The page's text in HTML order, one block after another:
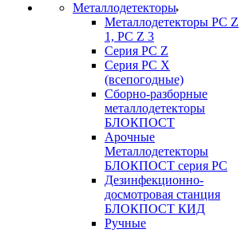
Металлодетекторы
Металлодетекторы РС Z
1, PC Z 3
Серия РС Z
Серия РС X
(всепогодные)
Сборно-разборные
металлодетекторы
БЛОКПОСТ
Арочные
Металлодетекторы
БЛОКПОСТ серия РС
Дезинфекционно-
досмотровая станция
БЛОКПОСТ КИД
Ручные